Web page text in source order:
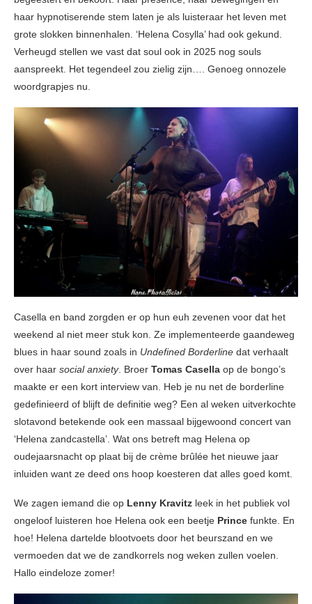
haar hypnotiserende stem laten je als luisteraar het leven met
grote slokken binnenhalen. ‘Helena Cosylla’ had ook gekund.
Verheugd stellen we vast dat soul ook in 2025 nog souls
aanspreekt. Het tegendeel zou zielig zijn…. Genoeg onnozele
woordgrapjes nu.
Casella en band zorgden er op hun euh zevenen voor dat het
weekend al niet meer stuk kon. Ze implementeerde gaandeweg
blues in haar sound zoals in Undefined Borderline dat verhaalt
over haar social anxiety. Broer Tomas Casella op de bongo’s
maakte er een kort interview van. Heb je nu net de borderline
gedefinieerd of blijft de definitie weg? Een al weken uitverkochte
slotavond betekende ook een massaal bijgewoond concert van
‘Helena zandcastella’. Wat ons betreft mag Helena op
oudejaarsnacht op plaat bij de crème brûlée het nieuwe jaar
inluiden want ze deed ons hoop koesteren dat alles goed komt.
We zagen iemand die op Lenny Kravitz leek in het publiek vol
ongeloof luisteren hoe Helena ook een beetje Prince funkte. En
hoe! Helena dartelde blootvoets door het beurszand en we
vermoeden dat we de zandkorrels nog weken zullen voelen.
Hallo eindeloze zomer!